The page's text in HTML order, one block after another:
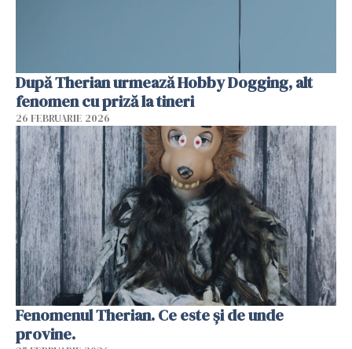
După Therian urmează Hobby Dogging, alt
fenomen cu priză la tineri
26 FEBRUARIE 2026
Fenomenul Therian. Ce este și de unde
provine.